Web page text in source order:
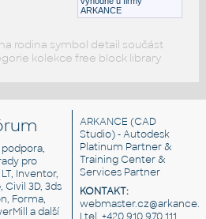
ARKANCE
rodina symbol detail součást
kolekce free block library
podpora,
pro
Inventor,
Civil 3D, 3ds
Forma,
a další
ARKANCE (CAD
Studio) - Autodesk
Platinum Partner &
Training Center &
Services Partner
KONTAKT: